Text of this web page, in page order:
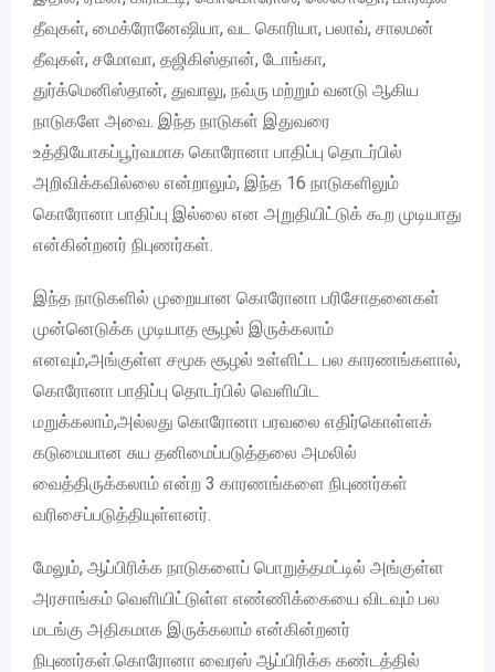
தீவுகள், மைக்ரோனேஷியா, வட கொரியா, பலாவ், சாலமன்
தீவுகள், சமோவா, தஜிகிஸ்தான், டோங்கா,
துர்க்மெனிஸ்தான், துவாலு, நவ்ரு மற்றும் வனடு ஆகிய
நாடுகளே அவை. இந்த நாடுகள் இதுவரை
உத்தியோகப்பூர்வமாக கொரோனா பாதிப்பு தொடர்பில்
அறிவிக்கவில்லை என்றாலும், இந்த 16 நாடுகளிலும்
கொரோனா பாதிப்பு இல்லை என அறுதியிட்டுக் கூற முடியாது
என்கின்றனர் நிபுணர்கள்.
இந்த நாடுகளில் முறையான கொரோனா பரிசோதனைகள்
முன்னெடுக்க முடியாத சூழல் இருக்கலாம்
எனவும்,அங்குள்ள சமூக சூழல் உள்ளிட்ட பல காரணங்களால்,
கொரோனா பாதிப்பு தொடர்பில் வெளியிட
மறுக்கலாம்,அல்லது கொரோனா பரவலை எதிர்கொள்ளக்
கடுமையான சுய தனிமைப்படுத்தலை அமலில்
வைத்திருக்கலாம் என்ற 3 காரணங்களை நிபுணர்கள்
வரிசைப்படுத்தியுள்ளனர்.
மேலும், ஆப்பிரிக்க நாடுகளைப் பொறுத்தமட்டில் அங்குள்ள
அரசாங்கம் வெளியிட்டுள்ள எண்ணிக்கையை விடவும் பல
மடங்கு அதிகமாக இருக்கலாம் என்கின்றனர்
நிபுணர்கள்.கொரோனா வைரஸ் ஆப்பிரிக்க கண்டத்தில்